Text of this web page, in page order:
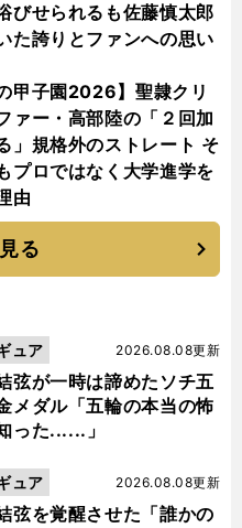
びせられるも佐藤慎太郎
た誇りとファンへの思い
の甲子園2026】聖隷クリ
ァー・高部陸の「２回加
」規格外のストレート そ
プロではなく大学進学を
由
る
弦が一時は諦めたソチ五
メダル「五輪の本当の怖
った......」
2026.08.08更新
ュア
弦を覚醒させた「誰かの
2026.08.08更新
ュア